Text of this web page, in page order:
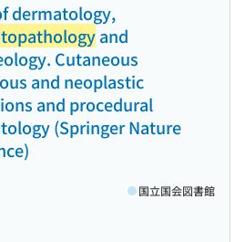
dermatology,
and
Cutaneous
and neoplastic
and procedural
(Springer Nature
国立国会図書館